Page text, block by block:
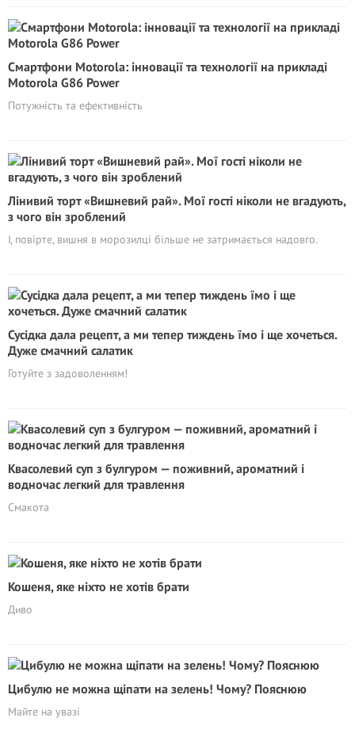
Смартфони Motorola: інновації та технології на прикладі
Motorola G86 Power
Потужність та ефективність
Лінивий торт «Вишневий рай». Мої гості ніколи не вгадують,
з чого він зроблений
І, повірте, вишня в морозилці більше не затримається надовго.
Сусідка дала рецепт, а ми тепер тиждень їмо і ще хочеться.
Дуже смачний салатик
Готуйте з задоволенням!
Квасолевий суп з булгуром — поживний, ароматний і
водночас легкий для травлення
Смакота
Кошеня, яке ніхто не хотів брати
Диво
Цибулю не можна щіпати на зелень! Чому? Пояснюю
Майте на увазі